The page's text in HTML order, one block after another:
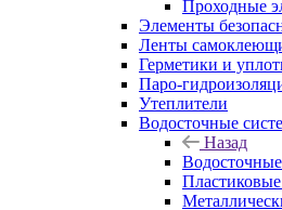
Проходные
Элементы
Ленты
Герметики и
Паро-
Утеплители
Водосточные
Назад